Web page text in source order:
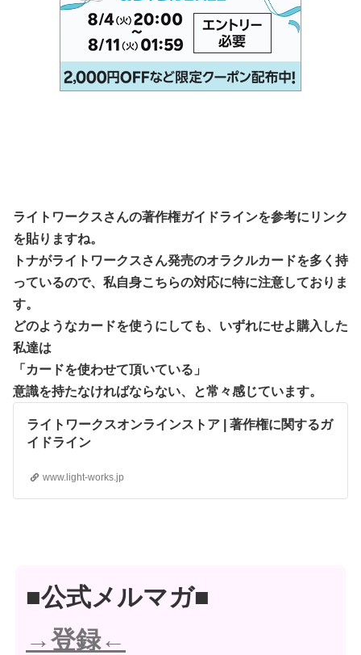
ライトワークスさんの著作権ガイドラインを参考にリンク
を貼りますね。
トナがライトワークスさん発売のオラクルカードを多く持
っているので、私自身こちらの対応に特に注意しておりま
す。
どのようなカードを使うにしても、いずれにせよ購入した
私達は
「カードを使わせて頂いている」
意識を持たなければならない、と常々感じています。
ライトワークスオンラインストア | 著作権に関するガ
イドライン
www.light-works.jp
■公式メルマガ■
→登録←